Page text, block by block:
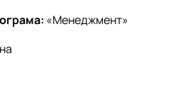
«Менеджмент»